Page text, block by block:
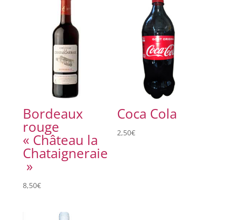
Bordeaux
rouge
« Château la
Chataigneraie
»
8,50€
Coca Cola
2,50€